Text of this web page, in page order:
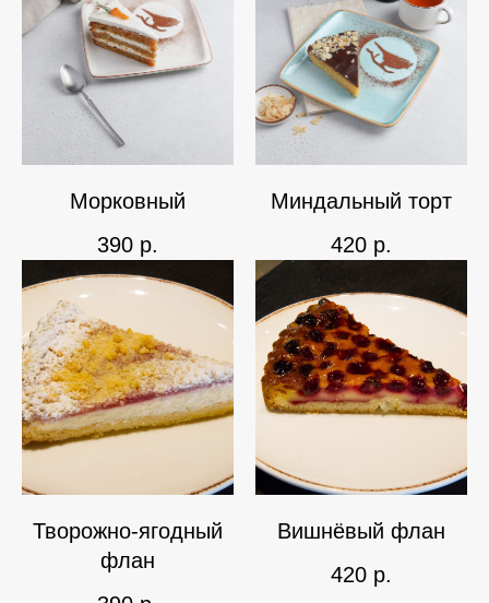
Морковный
390 р.
Миндальный торт
420 р.
Творожно-ягодный
флан
Вишнёвый флан
420 р.